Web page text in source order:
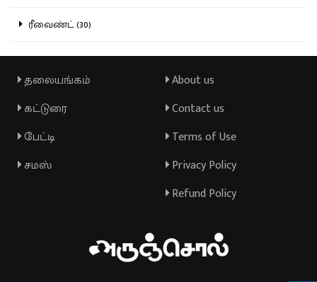
ரீவைண்ட் (30)
தலையங்கம்
கட்டுரை
பேட்டி
சமஸ்
About us
Contact us
Terms of Use
Privacy Policy
Refund Policy